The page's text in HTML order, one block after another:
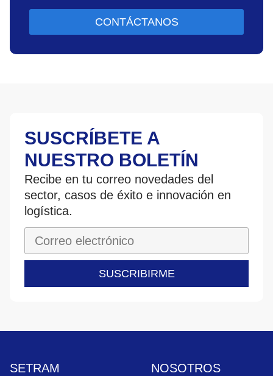
CONTÁCTANOS
SUSCRÍBETE A
NUESTRO BOLETÍN
Recibe en tu correo novedades del
sector, casos de éxito e innovación en
logística.
SUSCRIBIRME
SETRAM NOSOTROS